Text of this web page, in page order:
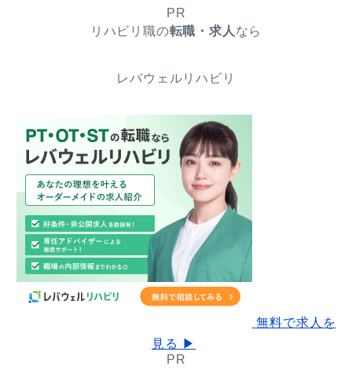
PR
リハビリ職の転職・求人 なら
レバウェルリハビリ
無料で求人を
見る ▶
PR